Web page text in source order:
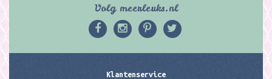
Volg meerleuks.nl
Klantenservice